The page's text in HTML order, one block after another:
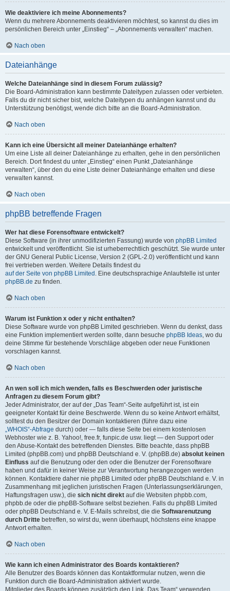
Wie deaktiviere ich meine Abonnements?
Wenn du mehrere Abonnements deaktivieren möchtest, so kannst du dies im
persönlichen Bereich unter „Einstieg“ – „Abonnements verwalten“ machen.
Nach oben
Dateianhänge
Welche Dateianhänge sind in diesem Forum zulässig?
Die Board-Administration kann bestimmte Dateitypen zulassen oder verbieten.
Falls du dir nicht sicher bist, welche Dateitypen du anhängen kannst und du
Unterstützung benötigst, wende dich bitte an die Board-Administration.
Nach oben
Kann ich eine Übersicht all meiner Dateianhänge erhalten?
Um eine Liste all deiner Dateianhänge zu erhalten, gehe in den persönlichen
Bereich. Dort findest du unter „Einstieg“ einen Punkt „Dateianhänge
verwalten“, über den du eine Liste deiner Dateianhänge erhalten und diese
verwalten kannst.
Nach oben
phpBB betreffende Fragen
Wer hat diese Forensoftware entwickelt?
Diese Software (in ihrer unmodifizierten Fassung) wurde von phpBB Limited
entwickelt und veröffentlicht. Sie ist urheberrechtlich geschützt. Sie wurde unter
der GNU General Public License, Version 2 (GPL-2.0) veröffentlicht und kann
frei vertrieben werden. Weitere Details findest du
auf der Seite von phpBB Limited . Eine deutschsprachige Anlaufstelle ist unter
phpBB.de zu finden.
Nach oben
Warum ist Funktion x oder y nicht enthalten?
Diese Software wurde von phpBB Limited geschrieben. Wenn du denkst, dass
eine Funktion implementiert werden sollte, dann besuche phpBB Ideas, wo du
deine Stimme für bestehende Vorschläge abgeben oder neue Funktionen
vorschlagen kannst.
Nach oben
An wen soll ich mich wenden, falls es Beschwerden oder juristische
Anfragen zu diesem Forum gibt?
Jeder Administrator, der auf der „Das Team“-Seite aufgeführt ist, ist ein
geeigneter Kontakt für deine Beschwerde. Wenn du so keine Antwort erhältst,
solltest du den Besitzer der Domain kontaktieren (führe dazu eine
„WHOIS“-Abfrage durch) oder — falls diese Seite bei einem kostenlosen
Webhoster wie z. B. Yahoo!, free.fr, funpic.de usw. liegt — den Support oder
den Abuse-Kontakt des betreffenden Dienstes. Bitte beachte, dass phpBB
Limited (phpBB.com) und phpBB Deutschland e. V. (phpBB.de) absolut keinen
Einfluss auf die Benutzung oder den oder die Benutzer der Forensoftware
haben und dafür in keiner Weise zur Verantwortung herangezogen werden
können. Kontaktiere daher nie phpBB Limited oder phpBB Deutschland e. V. in
Zusammenhang mit jeglichen juristischen Fragen (Unterlassungserklärungen,
Haftungsfragen usw.), die sich nicht direkt auf die Websiten phpbb.com,
phpbb.de oder die phpBB-Software selbst beziehen. Falls du phpBB Limited
oder phpBB Deutschland e. V. E-Mails schreibst, die die Softwarenutzung
durch Dritte betreffen, so wirst du, wenn überhaupt, höchstens eine knappe
Antwort erhalten.
Nach oben
Wie kann ich einen Administrator des Boards kontaktieren?
Alle Benutzer des Boards können das Kontaktformular nutzen, wenn die
Funktion durch die Board-Administration aktiviert wurde.
Mitglieder des Boards können zusätzlich den Link „Das Team“ verwenden.